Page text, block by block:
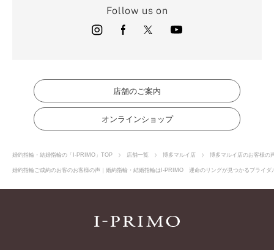
Follow us on
店舗のご案内
オンラインショップ
婚約指輪・結婚指輪の「I-PRIMO」TOP 店舗一覧 博多マルイ店 博多マルイ店のお客様の
婚約指輪ご成約のお客のお客様の声｜婚約指輪・結婚指輪はI-PRIMO 運命のリングが見つかるブライ